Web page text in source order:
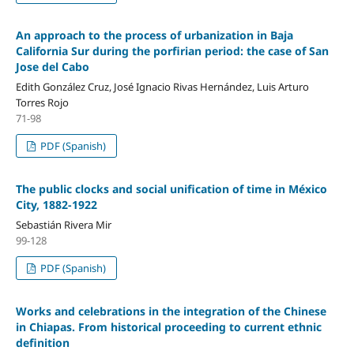
An approach to the process of urbanization in Baja
California Sur during the porfirian period: the case of San
Jose del Cabo
Edith González Cruz, José Ignacio Rivas Hernández, Luis Arturo
Torres Rojo
71-98
PDF (Spanish)
The public clocks and social unification of time in México
City, 1882-1922
Sebastián Rivera Mir
99-128
PDF (Spanish)
Works and celebrations in the integration of the Chinese
in Chiapas. From historical proceeding to current ethnic
definition